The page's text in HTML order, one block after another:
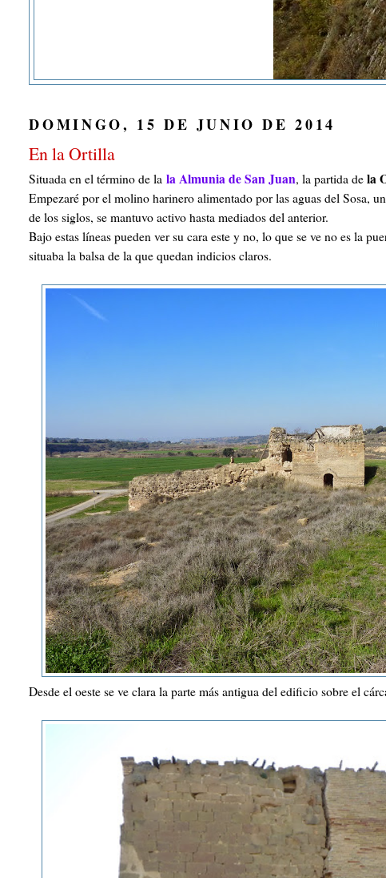
DOMINGO, 15 DE JUNIO DE 2014
En la Ortilla
Situada en el término de la la Almunia de San Juan, la partida dela
Empezaré por el molino harinero alimentado por las aguas del Sosa,
de los siglos, se mantuvo activo hasta mediados del anterior.
Bajo estas líneas pueden ver su cara este y no, lo que se ve no es la
situaba la balsa de la que quedan indicios claros.
Desde el oeste se ve clara la parte más antigua del edificio sobre el